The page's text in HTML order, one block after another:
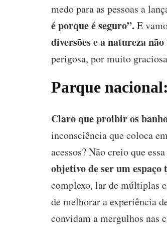
medo para as pessoas a
é porque é seguro”. E
diversões e a natureza
perigosa, por muito
Parque
Claro que proibir os
inconsciência que coloca
acessos? Não creio que
objetivo de ser um
complexo, lar de múltiplas
de melhorar a experiência
convidam a mergulhos nas